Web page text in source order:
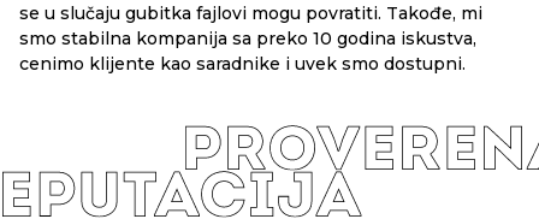
se u slučaju gubitka fajlovi mogu povratiti. Takođe, mi
smo stabilna kompanija sa preko 10 godina iskustva,
cenimo klijente kao saradnike i uvek smo dostupni.